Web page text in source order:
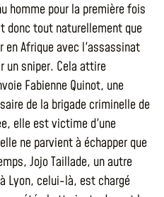
homme pour la première fois
donc tout naturellement que
en Afrique avec l'assassinat
un sniper. Cela attire
Fabienne Quinot, une
de la brigade criminelle de
elle est victime d'une
ne parvient à échapper que
Jojo Taillade, un autre
Lyon, celui-là, est chargé